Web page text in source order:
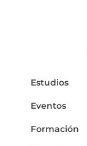
Estudios
Eventos
Formación